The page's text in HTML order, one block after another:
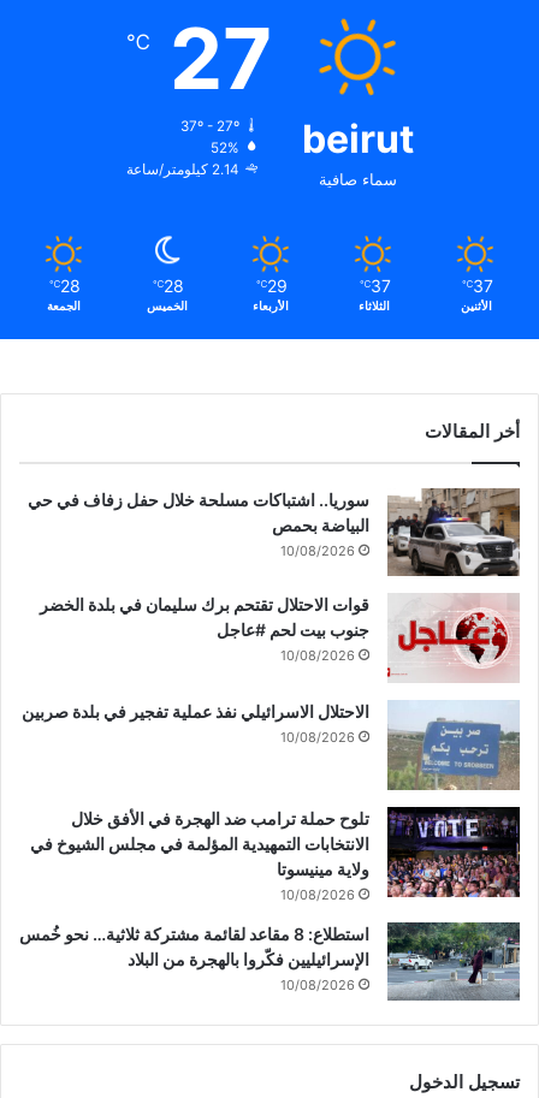
beirut
سماء صافية
27
℃
37º - 27º
52%
2.14 كيلومتر/ساعة
37
℃
الأثنين
37
℃
الثلاثاء
29
℃
الأربعاء
28
℃
الخميس
28
℃
الجمعة
أخر المقالات
سوريا.. اشتباكات مسلحة خلال حفل زفاف في حي
البياضة بحمص
10/08/2026
قوات الاحتلال تقتحم برك سليمان في بلدة الخضر
جنوب بيت لحم #عاجل
10/08/2026
الاحتلال الاسرائيلي نفذ عملية تفجير في بلدة صربين
10/08/2026
تلوح حملة ترامب ضد الهجرة في الأفق خلال
الانتخابات التمهيدية المؤلمة في مجلس الشيوخ في
ولاية مينيسوتا
10/08/2026
استطلاع: 8 مقاعد لقائمة مشتركة ثلاثية… نحو خُمس
الإسرائيليين فكّروا بالهجرة من البلاد
10/08/2026
تسجيل الدخول